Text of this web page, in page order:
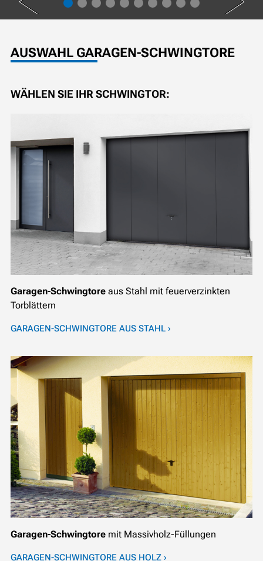
AUSWAHL GARAGEN-SCHWINGTORE
WÄHLEN SIE IHR SCHWINGTOR:
Garagen-Schwingtore aus Stahl mit feuerverzinkten
Torblättern
GARAGEN-SCHWINGTORE AUS STAHL ›
Garagen-Schwingtore mit Massivholz-Füllungen
GARAGEN-SCHWINGTORE AUS HOLZ ›